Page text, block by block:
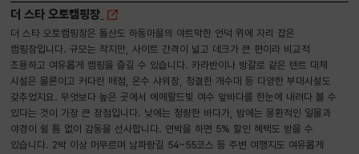
더 스타 오토캠핑장
더 스타 오토캠핑장은 돌산도 하동마을의 야트막한 언덕 위에 자리 잡은
캠핑장입니다. 규모는 작지만, 사이트 간격이 넓고 데크가 큰 편이라 비교적
조용하고 여유롭게 캠핑을 즐길 수 있습니다. 카라반이나 방갈로 같은 텐트 대체
시설은 물론이고 커다란 매점, 온수 샤워장, 청결한 개수대 등 다양한 부대시설도
갖추었지요. 무엇보다 높은 곳에서 에메랄드빛 여수 앞바다를 한눈에 내려다 볼 수
있다는 것이 가장 큰 장점입니다. 낮에는 청량한 바다가, 밤에는 몽환적인 일몰과
야경이 쉴 틈 없이 감동을 선사합니다. 연박을 하면 5% 할인 혜택도 받을 수
있습니다. 2박 이상 머무르며 남파랑길 54~55코스 등 주변 여행지도 여유롭게